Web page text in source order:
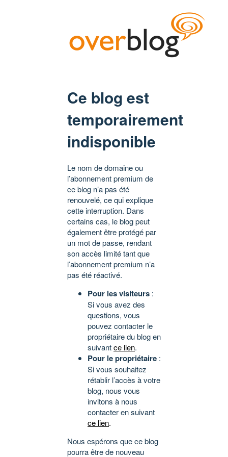
Ce blog est
temporairement
indisponible
Le nom de domaine ou
l’abonnement premium de
ce blog n’a pas été
renouvelé, ce qui explique
cette interruption. Dans
certains cas, le blog peut
également être protégé par
un mot de passe, rendant
son accès limité tant que
l’abonnement premium n’a
pas été réactivé.
Pour les visiteurs :
Si vous avez des
questions, vous
pouvez contacter le
propriétaire du blog en
suivantce lien.
Pour le propriétaire :
Si vous souhaitez
rétablir l’accès à votre
blog, nous vous
invitons à nous
contacter en suivant
ce lien.
Nous espérons que ce blog
pourra être de nouveau